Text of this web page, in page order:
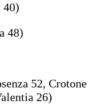
40)
48)
52, Crotone
26)